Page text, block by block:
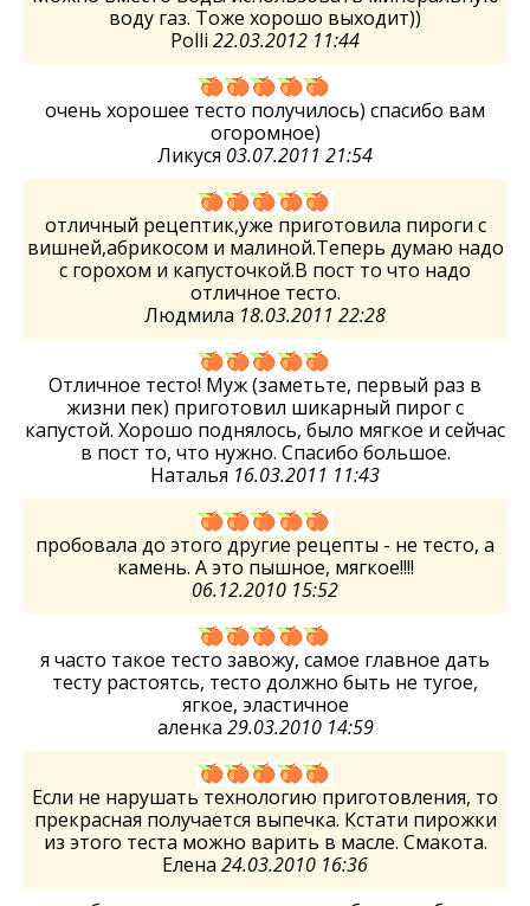
воду газ. Тоже хорошо выходит))
Polli 22.03.2012 11:44
очень хорошее тесто получилось) спасибо вам
огоромное)
Ликуся 03.07.2011 21:54
отличный рецептик,уже приготовила пироги с
вишней,абрикосом и малиной.Теперь думаю надо
с горохом и капусточкой.В пост то что надо
отличное тесто.
Людмила 18.03.2011 22:28
Отличное тесто! Муж (заметьте, первый раз в
жизни пек) приготовил шикарный пирог с
капустой. Хорошо поднялось, было мягкое и сейчас
в пост то, что нужно. Спасибо большое.
Наталья 16.03.2011 11:43
пробовала до этого другие рецепты - не тесто, а
камень. А это пышное, мягкое!!!!
06.12.2010 15:52
я часто такое тесто завожу, самое главное дать
тесту растоятсь, тесто должно быть не тугое,
ягкое, эластичное
аленка 29.03.2010 14:59
Если не нарушать технологию приготовления, то
прекрасная получается выпечка. Кстати пирожки
из этого теста можно варить в масле. Смакота.
Елена 24.03.2010 16:36